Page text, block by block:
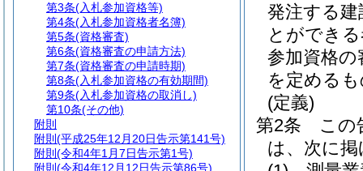
発注する
とができ
参加資格の
を定める
(定義)
第2条
この
は、次に
第3条(入札参加資格等)
第4条(入札参加資格者名簿)
第5条(資格審査)
第6条(資格審査の申請方法)
第7条(資格審査の申請時期)
第8条(入札参加資格の有効期間)
第9条(入札参加資格の取消し)
第10条(その他)
附則
附則 (平成25年12月20日告示第141号)
附則 (令和4年1月7日告示第1号)
附則 (令和4年12月12日告示第86号)